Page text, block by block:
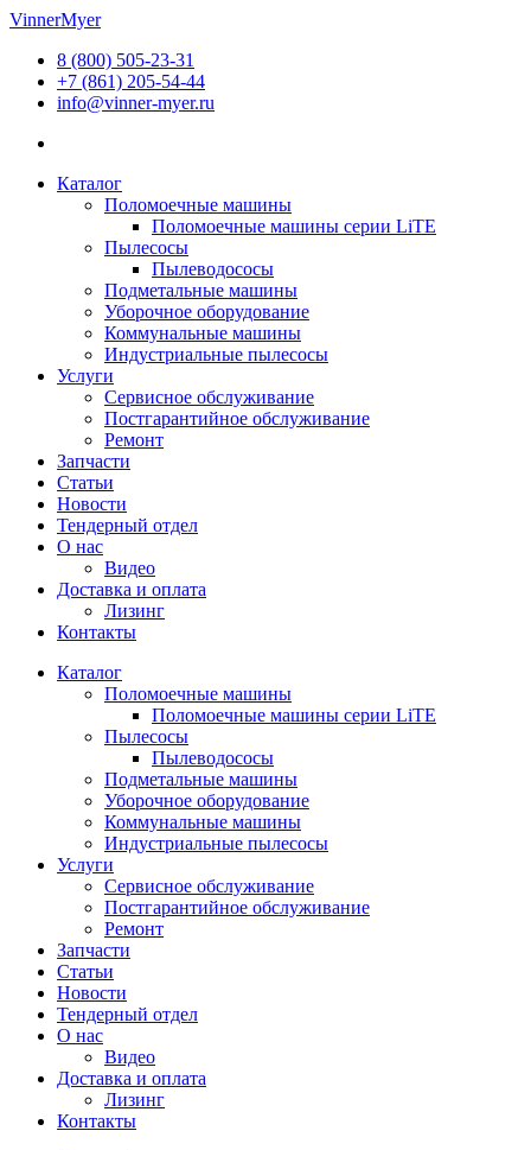
Перейти
содержимому
VinnerMyer
8 (800) 505-23-31
+7 (861) 205-54-44
info@vinner-myer.ru
Каталог
Поломоечные машины
Поломоечные машины серии LiTE
Пылесосы
Пылеводососы
Подметальные машины
Уборочное оборудование
Коммунальные машины
Индустриальные пылесосы
Услуги
Сервисное обслуживание
Постгарантийное обслуживание
Ремонт
Запчасти
Статьи
Новости
Тендерный отдел
О нас
Видео
Доставка и оплата
Лизинг
Контакты
Каталог
Поломоечные машины
Поломоечные машины серии LiTE
Пылесосы
Пылеводососы
Подметальные машины
Уборочное оборудование
Коммунальные машины
Индустриальные пылесосы
Услуги
Сервисное обслуживание
Постгарантийное обслуживание
Ремонт
Запчасти
Статьи
Новости
Тендерный отдел
О нас
Видео
Доставка и оплата
Лизинг
Контакты